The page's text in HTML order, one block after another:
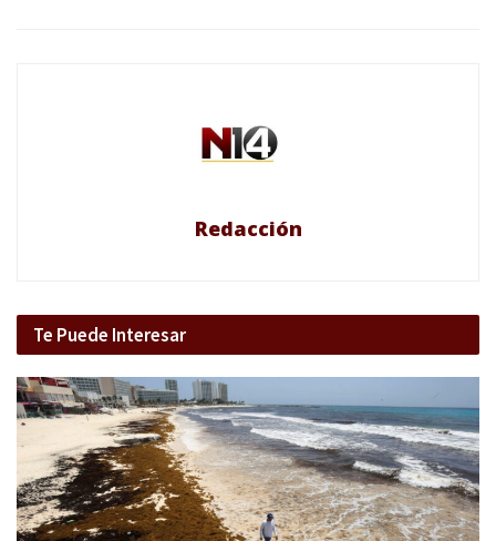
Redacción
Te Puede Interesar